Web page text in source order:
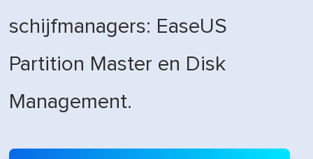
schijfmanagers: EaseUS
Partition Master en Disk
Management.